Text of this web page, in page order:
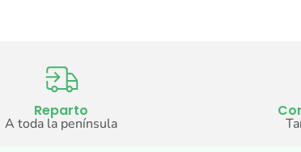
Reparto
A toda la península